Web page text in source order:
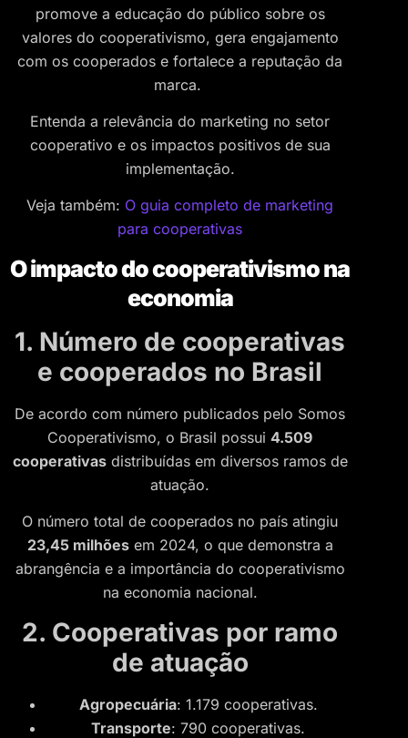
promove a educação do público sobre os
valores do cooperativismo, gera engajamento
com os cooperados e fortalece a reputação da
marca.
Entenda a relevância do marketing no setor
cooperativo e os impactos positivos de sua
implementação.
Veja também: O guia completo de marketing
para cooperativas
O impacto do cooperativismo na
economia
1. Número de cooperativas
e cooperados no Brasil
De acordo com número publicados pelo Somos
Cooperativismo, o Brasil possui 4.509
cooperativasdistribuídas em diversos ramos de
atuação.
O número total de cooperados no país atingiu
23,45 milhõesem 2024, o que demonstra a
abrangência e a importância do cooperativismo
na economia nacional.
2. Cooperativas por ramo
de atuação
Agropecuária: 1.179 cooperativas.
Transporte: 790 cooperativas.